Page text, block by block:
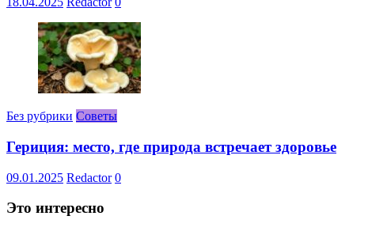
Без рубрики Советы
Гериция: место, где природа встречает здоровье
09.01.2025 Redactor 0
Это интересно